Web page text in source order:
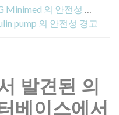
Insuline pump 640G Minimed 의 안전성 경고
pump 의 안전성 경고
발견된 의
베이스에서